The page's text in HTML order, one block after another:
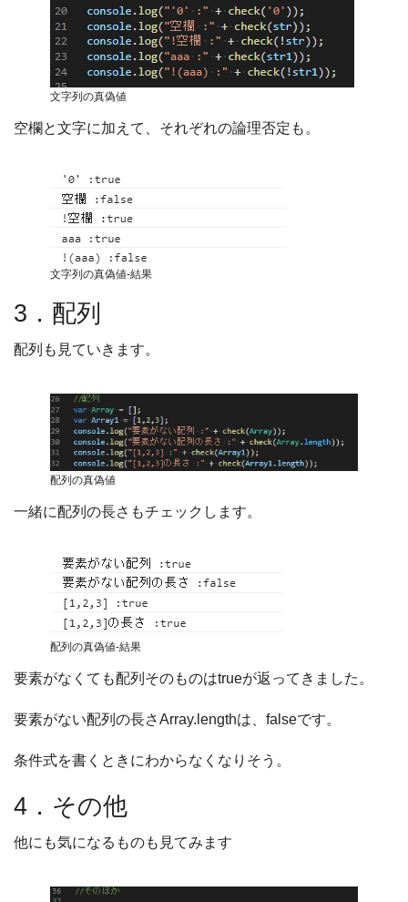
文字列の真偽値
空欄と文字に加えて、それぞれの論理否定も。
文字列の真偽値-結果
3．配列
配列も見ていきます。
配列の真偽値
一緒に配列の長さもチェックします。
配列の真偽値-結果
要素がなくても配列そのものはtrueが返ってきました。
要素がない配列の長さArray.lengthは、falseです。
条件式を書くときにわからなくなりそう。
4．その他
他にも気になるものも見てみます